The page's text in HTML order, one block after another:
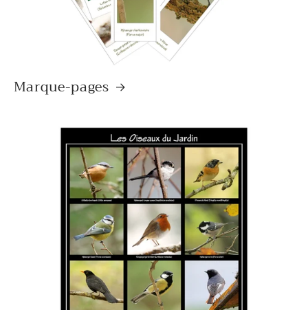
Marque-pages